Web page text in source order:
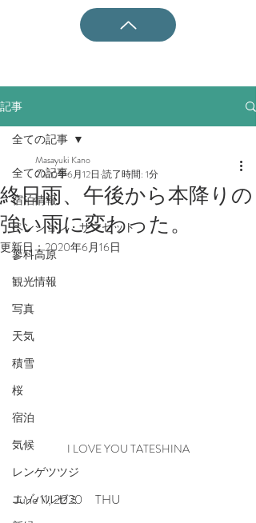
記事
全ての記事
宿泊情報
ペンション・サンセット
蓼科高原
観光情報
写真
天気
積雪
桜
宿泊
気候
レンゲツツジ
エゾハルゼミ
全ての記事
終日雨、午後から本降りの
強い雨に変わった。
Masayuki Kano
2020年6月12日 読了時間: 1分
更新日：2020年6月16日
I LOVE YOU TATESHINA
June 11, 2020　THU